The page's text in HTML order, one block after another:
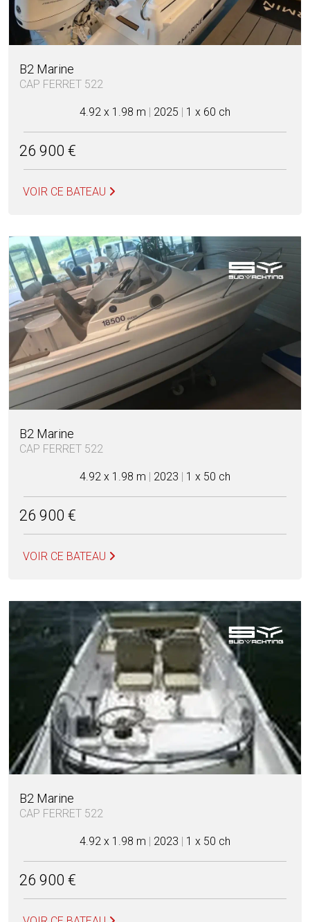
B2 Marine
CAP FERRET 522
4.92 x 1.98 m | 2025 | 1 x 60 ch
26 900 €
VOIR CE BATEAU
B2 Marine
CAP FERRET 522
4.92 x 1.98 m | 2023 | 1 x 50 ch
26 900 €
VOIR CE BATEAU
B2 Marine
CAP FERRET 522
4.92 x 1.98 m | 2023 | 1 x 50 ch
26 900 €